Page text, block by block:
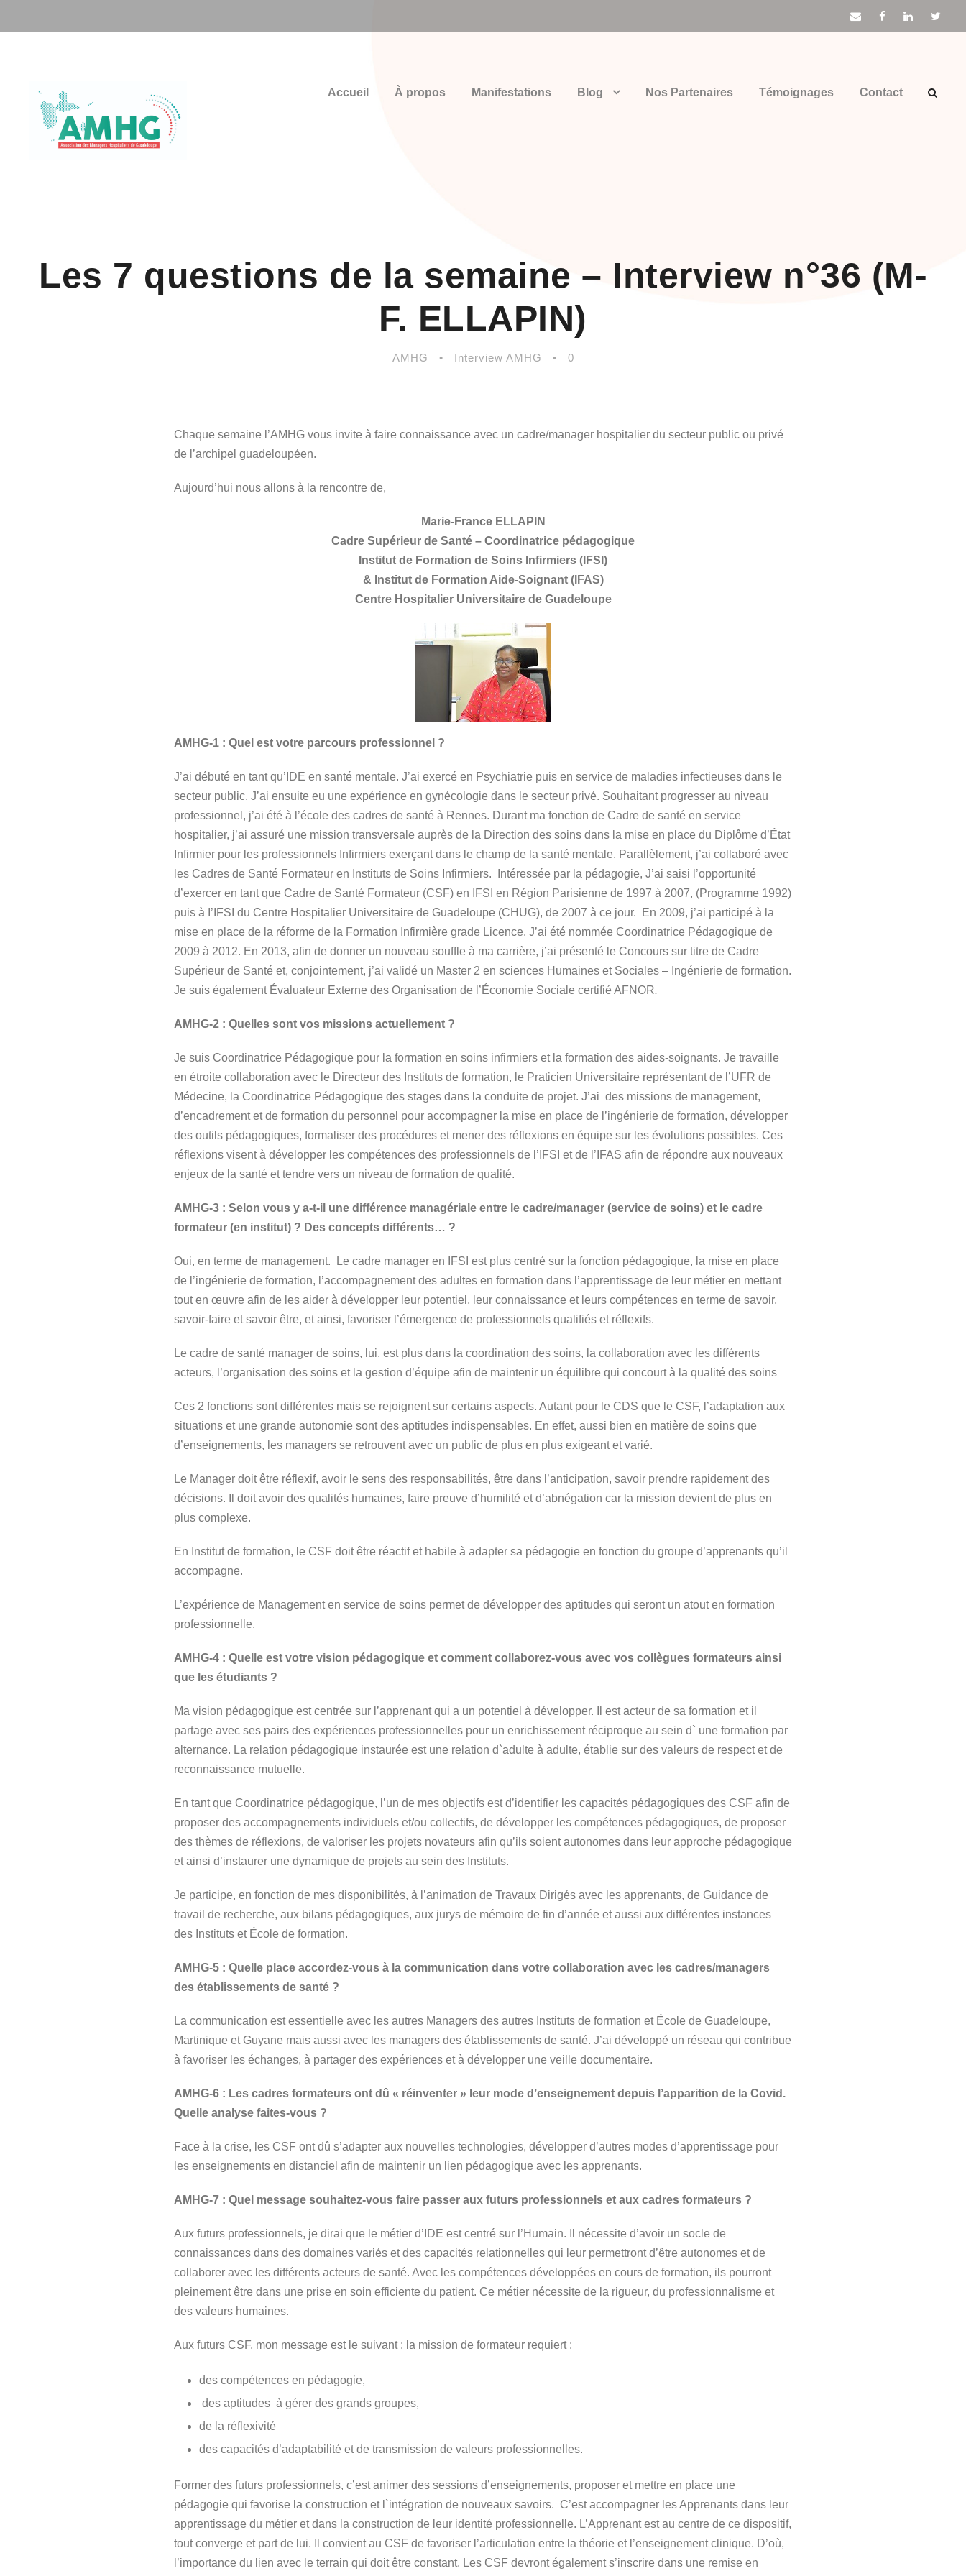
Accueil À propos Manifestations Blog Nos Partenaires Témoignages Contact
Les 7 questions de la semaine – Interview n°36 (M-
F. ELLAPIN)
AMHG • Interview AMHG • 0
Chaque semaine l’AMHG vous invite à faire connaissance avec un cadre/manager hospitalier du secteur public ou privé
de l’archipel guadeloupéen.
Aujourd’hui nous allons à la rencontre de,
Marie-France ELLAPIN
Cadre Supérieur de Santé – Coordinatrice pédagogique
Institut de Formation de Soins Infirmiers (IFSI)
& Institut de Formation Aide-Soignant (IFAS)
Centre Hospitalier Universitaire de Guadeloupe
AMHG-1 : Quel est votre parcours professionnel ?
J’ai débuté en tant qu’IDE en santé mentale. J’ai exercé en Psychiatrie puis en service de maladies infectieuses dans le
secteur public. J’ai ensuite eu une expérience en gynécologie dans le secteur privé. Souhaitant progresser au niveau
professionnel, j’ai été à l’école des cadres de santé à Rennes. Durant ma fonction de Cadre de santé en service
hospitalier, j’ai assuré une mission transversale auprès de la Direction des soins dans la mise en place du Diplôme d’État
Infirmier pour les professionnels Infirmiers exerçant dans le champ de la santé mentale. Parallèlement, j’ai collaboré avec
les Cadres de Santé Formateur en Instituts de Soins Infirmiers. Intéressée par la pédagogie, J’ai saisi l’opportunité
d’exercer en tant que Cadre de Santé Formateur (CSF) en IFSI en Région Parisienne de 1997 à 2007, (Programme 1992)
puis à I’IFSI du Centre Hospitalier Universitaire de Guadeloupe (CHUG), de 2007 à ce jour. En 2009, j’ai participé à la
mise en place de la réforme de la Formation Infirmière grade Licence. J’ai été nommée Coordinatrice Pédagogique de
2009 à 2012. En 2013, afin de donner un nouveau souffle à ma carrière, j’ai présenté le Concours sur titre de Cadre
Supérieur de Santé et, conjointement, j’ai validé un Master 2 en sciences Humaines et Sociales – Ingénierie de formation.
Je suis également Évaluateur Externe des Organisation de l’Économie Sociale certifié AFNOR.
AMHG-2 : Quelles sont vos missions actuellement ?
Je suis Coordinatrice Pédagogique pour la formation en soins infirmiers et la formation des aides-soignants. Je travaille
en étroite collaboration avec le Directeur des Instituts de formation, le Praticien Universitaire représentant de l’UFR de
Médecine, la Coordinatrice Pédagogique des stages dans la conduite de projet. J’ai des missions de management,
d’encadrement et de formation du personnel pour accompagner la mise en place de l’ingénierie de formation, développer
des outils pédagogiques, formaliser des procédures et mener des réflexions en équipe sur les évolutions possibles. Ces
réflexions visent à développer les compétences des professionnels de l’IFSI et de l’IFAS afin de répondre aux nouveaux
enjeux de la santé et tendre vers un niveau de formation de qualité.
AMHG-3 : Selon vous y a-t-il une différence managériale entre le cadre/manager (service de soins) et le cadre
formateur (en institut) ? Des concepts différents… ?
Oui, en terme de management. Le cadre manager en IFSI est plus centré sur la fonction pédagogique, la mise en place
de l’ingénierie de formation, l’accompagnement des adultes en formation dans l’apprentissage de leur métier en mettant
tout en œuvre afin de les aider à développer leur potentiel, leur connaissance et leurs compétences en terme de savoir,
savoir-faire et savoir être, et ainsi, favoriser l’émergence de professionnels qualifiés et réflexifs.
Le cadre de santé manager de soins, lui, est plus dans la coordination des soins, la collaboration avec les différents
acteurs, l’organisation des soins et la gestion d’équipe afin de maintenir un équilibre qui concourt à la qualité des soins
Ces 2 fonctions sont différentes mais se rejoignent sur certains aspects. Autant pour le CDS que le CSF, l’adaptation aux
situations et une grande autonomie sont des aptitudes indispensables. En effet, aussi bien en matière de soins que
d’enseignements, les managers se retrouvent avec un public de plus en plus exigeant et varié.
Le Manager doit être réflexif, avoir le sens des responsabilités, être dans l’anticipation, savoir prendre rapidement des
décisions. Il doit avoir des qualités humaines, faire preuve d’humilité et d’abnégation car la mission devient de plus en
plus complexe.
En Institut de formation, le CSF doit être réactif et habile à adapter sa pédagogie en fonction du groupe d’apprenants qu’il
accompagne.
L’expérience de Management en service de soins permet de développer des aptitudes qui seront un atout en formation
professionnelle.
AMHG-4 : Quelle est votre vision pédagogique et comment collaborez-vous avec vos collègues formateurs ainsi
que les étudiants ?
Ma vision pédagogique est centrée sur l’apprenant qui a un potentiel à développer. Il est acteur de sa formation et il
partage avec ses pairs des expériences professionnelles pour un enrichissement réciproque au sein d` une formation par
alternance. La relation pédagogique instaurée est une relation d`adulte à adulte, établie sur des valeurs de respect et de
reconnaissance mutuelle.
En tant que Coordinatrice pédagogique, l’un de mes objectifs est d’identifier les capacités pédagogiques des CSF afin de
proposer des accompagnements individuels et/ou collectifs, de développer les compétences pédagogiques, de proposer
des thèmes de réflexions, de valoriser les projets novateurs afin qu’ils soient autonomes dans leur approche pédagogique
et ainsi d’instaurer une dynamique de projets au sein des Instituts.
Je participe, en fonction de mes disponibilités, à l’animation de Travaux Dirigés avec les apprenants, de Guidance de
travail de recherche, aux bilans pédagogiques, aux jurys de mémoire de fin d’année et aussi aux différentes instances
des Instituts et École de formation.
AMHG-5 : Quelle place accordez-vous à la communication dans votre collaboration avec les cadres/managers
des établissements de santé ?
La communication est essentielle avec les autres Managers des autres Instituts de formation et École de Guadeloupe,
Martinique et Guyane mais aussi avec les managers des établissements de santé. J’ai développé un réseau qui contribue
à favoriser les échanges, à partager des expériences et à développer une veille documentaire.
AMHG-6 : Les cadres formateurs ont dû « réinventer » leur mode d’enseignement depuis l’apparition de la Covid.
Quelle analyse faites-vous ?
Face à la crise, les CSF ont dû s’adapter aux nouvelles technologies, développer d’autres modes d’apprentissage pour
les enseignements en distanciel afin de maintenir un lien pédagogique avec les apprenants.
AMHG-7 : Quel message souhaitez-vous faire passer aux futurs professionnels et aux cadres formateurs ?
Aux futurs professionnels, je dirai que le métier d’IDE est centré sur l’Humain. Il nécessite d’avoir un socle de
connaissances dans des domaines variés et des capacités relationnelles qui leur permettront d’être autonomes et de
collaborer avec les différents acteurs de santé. Avec les compétences développées en cours de formation, ils pourront
pleinement être dans une prise en soin efficiente du patient. Ce métier nécessite de la rigueur, du professionnalisme et
des valeurs humaines.
Aux futurs CSF, mon message est le suivant : la mission de formateur requiert :
des compétences en pédagogie,
des aptitudes à gérer des grands groupes,
de la réflexivité
des capacités d’adaptabilité et de transmission de valeurs professionnelles.
Former des futurs professionnels, c’est animer des sessions d’enseignements, proposer et mettre en place une
pédagogie qui favorise la construction et l`intégration de nouveaux savoirs. C’est accompagner les Apprenants dans leur
apprentissage du métier et dans la construction de leur identité professionnelle. L’Apprenant est au centre de ce dispositif,
tout converge et part de lui. Il convient au CSF de favoriser l’articulation entre la théorie et l’enseignement clinique. D’où,
l’importance du lien avec le terrain qui doit être constant. Les CSF devront également s’inscrire dans une remise en